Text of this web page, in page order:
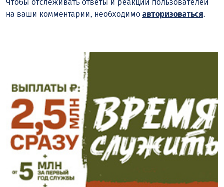
Чтобы отслеживать ответы и реакции пользователей
на ваши комментарии, необходимо авторизоваться.